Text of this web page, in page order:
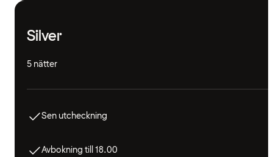
Silver
5 nätter
Sen utcheckning
Avbokning till 18.00